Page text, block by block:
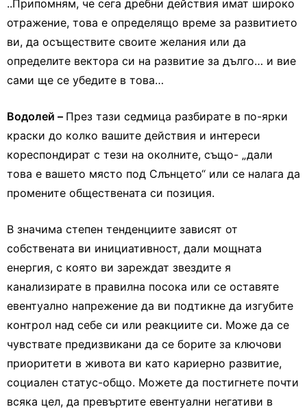
..Припомням, че сега дребни действия имат широко
отражение, това е определящо време за развитието
ви, да осъществите своите желания или да
определите вектора си на развитие за дълго… и вие
сами ще се убедите в това…
Водолей – През тази седмица разбирате в по-ярки
краски до колко вашите действия и интереси
кореспондират с тези на околните, също- „дали
това е вашето място под Слънцето“ или се налага да
промените обществената си позиция.
В значима степен тенденциите зависят от
собствената ви инициативност, дали мощната
енергия, с която ви зареждат звездите я
канализирате в правилна посока или се оставяте
евентуално напрежение да ви подтикне да изгубите
контрол над себе си или реакциите си. Може да се
чувствате предизвикани да се борите за ключови
приоритети в живота ви като кариерно развитие,
социален статус-общо. Можете да постигнете почти
всяка цел, да превъртите евентуални негативи в